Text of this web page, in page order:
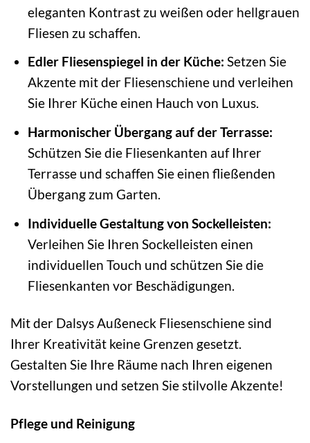
eleganten Kontrast zu weißen oder hellgrauen
Fliesen zu schaffen.
Edler Fliesenspiegel in der Küche: Setzen Sie
Akzente mit der Fliesenschiene und verleihen
Sie Ihrer Küche einen Hauch von Luxus.
Harmonischer Übergang auf der Terrasse:
Schützen Sie die Fliesenkanten auf Ihrer
Terrasse und schaffen Sie einen fließenden
Übergang zum Garten.
Individuelle Gestaltung von Sockelleisten:
Verleihen Sie Ihren Sockelleisten einen
individuellen Touch und schützen Sie die
Fliesenkanten vor Beschädigungen.
Mit der Dalsys Außeneck Fliesenschiene sind
Ihrer Kreativität keine Grenzen gesetzt.
Gestalten Sie Ihre Räume nach Ihren eigenen
Vorstellungen und setzen Sie stilvolle Akzente!
Pflege und Reinigung